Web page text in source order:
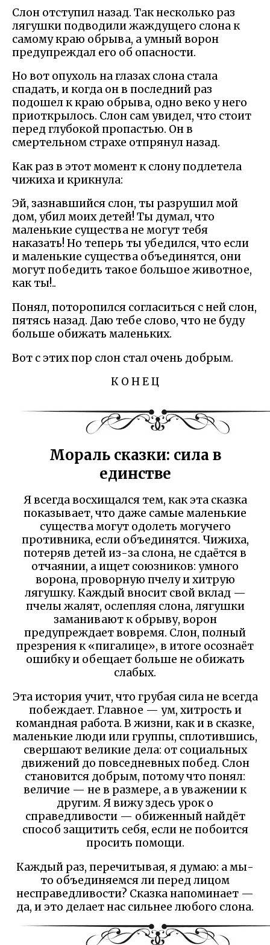
Слон отступил назад. Так несколько раз
лягушки подводили жаждущего слона к
самому краю обрыва, а умный ворон
предупреждал его об опасности.
Но вот опухоль на глазах слона стала
спадать, и когда он в последний раз
подошел к краю обрыва, одно веко у него
приоткрылось. Слон сам увидел, что стоит
перед глубокой пропастью. Он в
смертельном страхе отпрянул назад.
Как раз в этот момент к слону подлетела
чижиха и крикнула:
Эй, зазнавшийся слон, ты разрушил мой
дом, убил моих детей! Ты думал, что
маленькие существа не могут тебя
наказать! Но теперь ты убедился, что если
и маленькие существа объединятся, они
могут победить такое большое животное,
как ты!..
Понял, поторопился согласиться с ней слон,
пятясь назад. Даю тебе слово, что не буду
больше обижать маленьких.
Вот с этих пор слон стал очень добрым.
К О Н Е Ц
Мораль сказки: сила в
единстве
Я всегда восхищался тем, как эта сказка
показывает, что даже самые маленькие
существа могут одолеть могучего
противника, если объединятся. Чижиха,
потеряв детей из-за слона, не сдаётся в
отчаянии, а ищет союзников: умного
ворона, проворную пчелу и хитрую
лягушку. Каждый вносит свой вклад —
пчелы жалят, ослепляя слона, лягушки
заманивают к обрыву, ворон
предупреждает вовремя. Слон, полный
презрения к «пигалице», в итоге осознаёт
ошибку и обещает больше не обижать
слабых.
Эта история учит, что грубая сила не всегда
побеждает. Главное — ум, хитрость и
командная работа. В жизни, как и в сказке,
маленькие люди или группы, сплотившись,
свершают великие дела: от социальных
движений до повседневных побед. Слон
становится добрым, потому что понял:
величие — не в размере, а в уважении к
другим. Я вижу здесь урок о
справедливости — обиженный найдёт
способ защитить себя, если не побоится
просить помощи.
Каждый раз, перечитывая, я думаю: а мы-
то объединяемся ли перед лицом
несправедливости? Сказка напоминает —
да, и это делает нас сильнее любого слона.